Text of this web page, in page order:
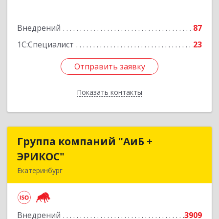
Внедрений
87
1С:Специалист
23
Отправить заявку
Показать контакты
Отправить заявку
Назад
Группа компаний "АиБ +
ЭРИКОС"
Екатеринбург
Внедрений
3909
Группа компаний "АиБ +
Подробнее